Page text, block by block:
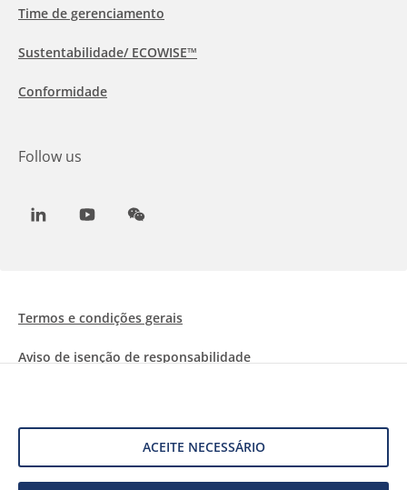
ACEITE NECESSÁRIO
Time de gerenciamento
Sustentabilidade/ ECOWISE™
Conformidade
Follow us
LinkedInYoutubeWeChat
Termos e condições gerais
Aviso de isenção de responsabilidade
Proteção de dados